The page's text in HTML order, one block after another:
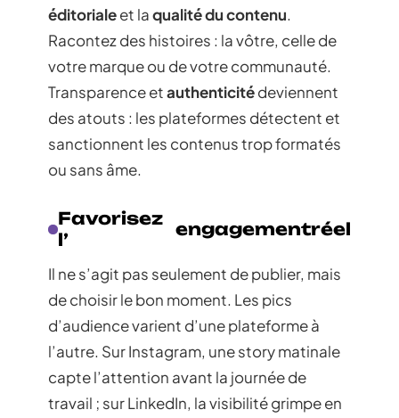
éditorialeet laqualité du contenu.
Racontez des histoires : la vôtre, celle de
votre marque ou de votre communauté.
Transparence etauthenticitédeviennent
des atouts : les plateformes détectent et
sanctionnent les contenus trop formatés
ou sans âme.
Favorisez
l’
engagementréel
Il ne s’agit pas seulement de publier, mais
de choisir le bon moment. Les pics
d’audience varient d’une plateforme à
l’autre. Sur Instagram, une story matinale
capte l’attention avant la journée de
travail ; sur LinkedIn, la visibilité grimpe en